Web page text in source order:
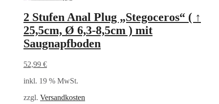
2 Stufen Anal Plug „Stegoceros“ ( ↑
25,5cm, Ø 6,3-8,5cm ) mit
Saugnapfboden
52,99 €
inkl. 19 % MwSt.
zzgl. Versandkosten